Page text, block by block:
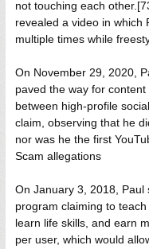
not touching each
revealed a video in which
multiple times while
On November 29, 2020,
paved the way for
between high-profile
claim, observing that he
nor was he the first
Scam allegations
On January 3, 2018, Paul
program claiming to
learn life skills, and earn
per user, which would